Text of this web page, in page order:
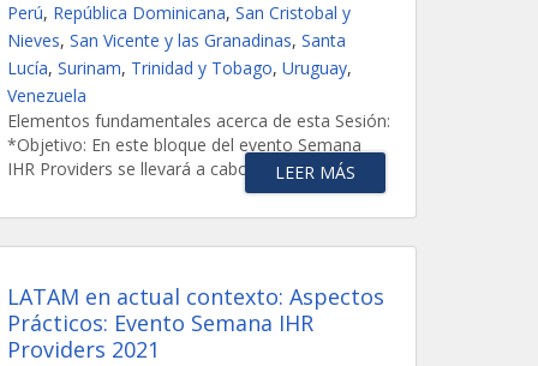
Perú, República Dominicana, San Cristobal y
Nieves, San Vicente y las Granadinas, Santa
Lucía, Surinam, Trinidad y Tobago, Uruguay,
Venezuela
Elementos fundamentales acerca de esta Sesión:
*Objetivo: En este bloque del evento Semana
IHR Providers se llevará a cabo el análisis...
LEER MÁS
LATAM en actual contexto: Aspectos
Prácticos: Evento Semana IHR
Providers 2021